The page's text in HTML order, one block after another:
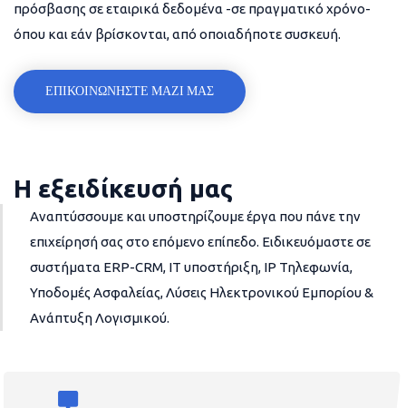
πρόσβασης σε εταιρικά δεδομένα -σε πραγματικό χρόνο-
όπου και εάν βρίσκονται, από οποιαδήποτε συσκευή.
ΕΠΙΚΟΙΝΩΝΗΣΤΕ ΜΑΖΙ ΜΑΣ
Η εξειδίκευσή μας
Αναπτύσσουμε και υποστηρίζουμε έργα που πάνε την
επιχείρησή σας στο επόμενο επίπεδο. Ειδικευόμαστε σε
συστήματα ERP-CRM, IT υποστήριξη, IP Τηλεφωνία,
Υποδομές Ασφαλείας, Λύσεις Ηλεκτρονικού Εμπορίου &
Ανάπτυξη Λογισμικού.